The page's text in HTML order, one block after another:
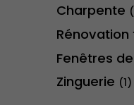
Charpente
Fenêtres
Zinguerie (1)